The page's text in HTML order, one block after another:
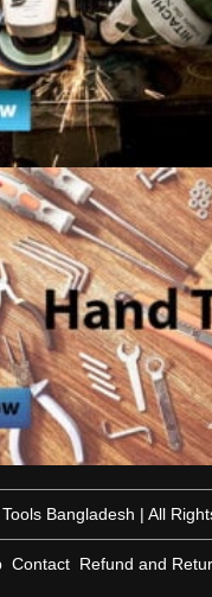
Bangladesh | All
Contact Refund and